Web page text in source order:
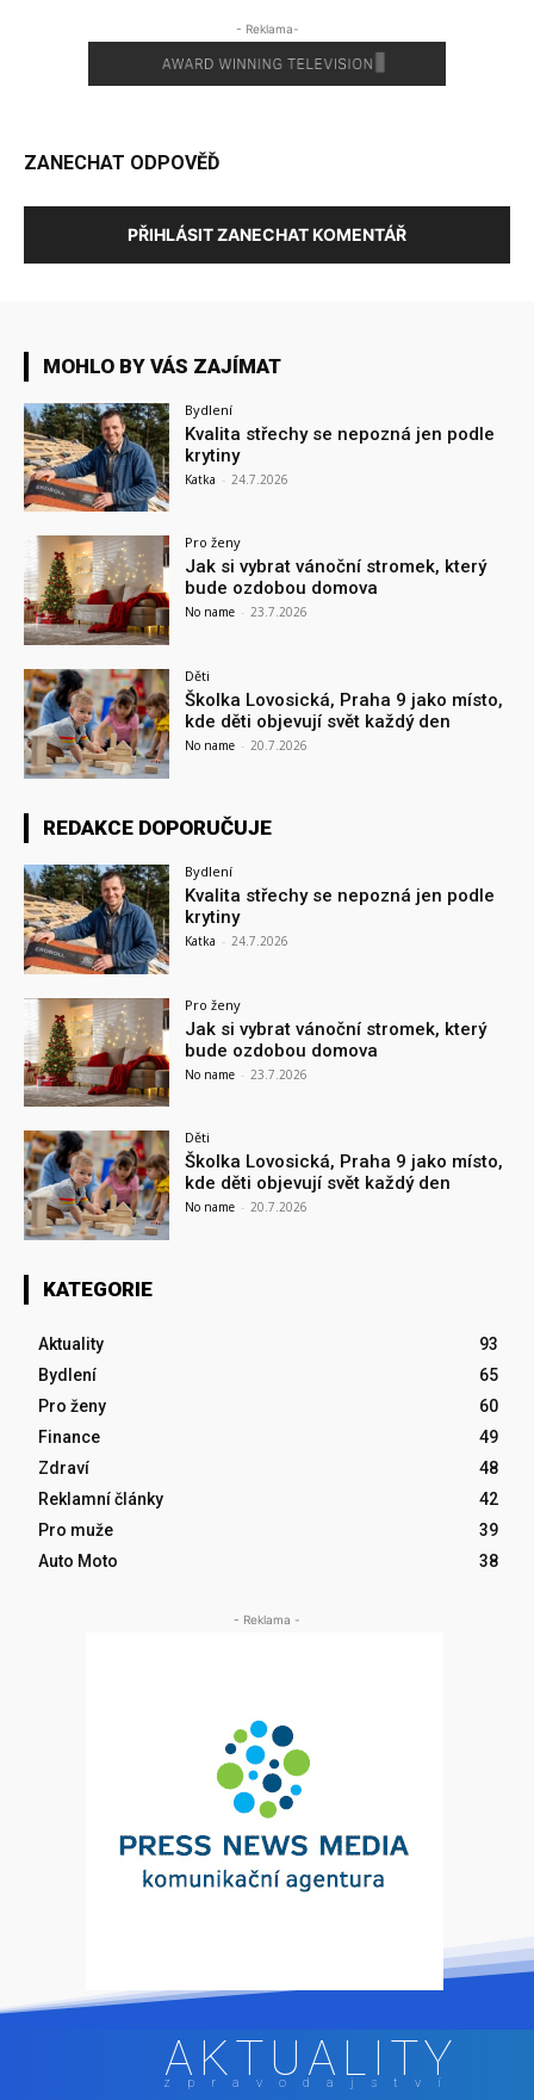
- Reklama-
ZANECHAT ODPOVĚĎ
PŘIHLÁSIT ZANECHAT KOMENTÁŘ
MOHLO BY VÁS ZAJÍMAT
Bydlení
Kvalita střechy se nepozná jen podle
krytiny
Katka - 24.7.2026
Pro ženy
Jak si vybrat vánoční stromek, který
bude ozdobou domova
No name - 23.7.2026
Děti
Školka Lovosická, Praha 9 jako místo,
kde děti objevují svět každý den
No name - 20.7.2026
REDAKCE DOPORUČUJE
Bydlení
Kvalita střechy se nepozná jen podle
krytiny
Katka - 24.7.2026
Pro ženy
Jak si vybrat vánoční stromek, který
bude ozdobou domova
No name - 23.7.2026
Děti
Školka Lovosická, Praha 9 jako místo,
kde děti objevují svět každý den
No name - 20.7.2026
KATEGORIE
Aktuality
93
Bydlení
65
Pro ženy
60
Finance
49
Zdraví
48
Reklamní články
42
Pro muže
39
Auto Moto
38
- Reklama -
AKTUALITY
zpravodajství